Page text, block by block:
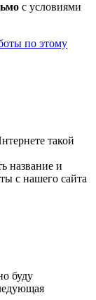
с условиями
по этому
такой
название и
с нашего сайта
буду